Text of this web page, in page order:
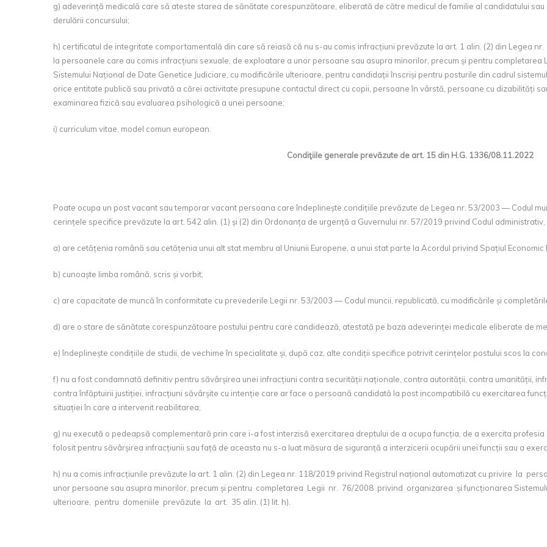
g) adeverință medicală care să ateste starea de sănătate corespunzătoare, eliberată de către medicul de familie al candidatului
derulării concursului;
h) certificatul de integritate comportamentală din care să reiasă că nu s-au comis infracțiuni prevăzute la art. 1 alin. (2) din Legea
la persoanele care au comis infracțiuni sexuale, de exploatare a unor persoane sau asupra minorilor, precum și pentru
Sistemului Național de Date Genetice Judiciare, cu modificările ulterioare, pentru candidații înscriși pentru posturile din cadrul
orice entitate publică sau privată a cărei activitate presupune contactul direct cu copii, persoane în vârstă, persoane cu dizabilități
examinarea fizică sau evaluarea psihologică a unei persoane;
i) curriculum vitae, model comun european.
Condiţiile generale prevăzute de art. 15 din H.G. 1336/08.11.2022
Poate ocupa un post vacant sau temporar vacant persoana care îndeplinește condițiile prevăzute de Legea nr. 53/2003 — Codul
cerințele specifice prevăzute la art. 542 alin. (1) și (2) din Ordonanța de urgență a Guvernului nr. 57/2019 privind Codul
a) are cetățenia română sau cetățenia unui alt stat membru al Uniunii Europene, a unui stat parte la Acordul privind Spațiul
b) cunoaște limba română, scris și vorbit;
c) are capacitate de muncă în conformitate cu prevederile Legii nr. 53/2003 — Codul muncii, republicată, cu modificările și
d) are o stare de sănătate corespunzătoare postului pentru care candidează, atestată pe baza adeverinței medicale eliberate de
e) îndeplinește condițiile de studii, de vechime în specialitate și, după caz, alte condiții specifice potrivit cerințelor postului scos la
f) nu a fost condamnată definitiv pentru săvârșirea unei infracțiuni contra securității naționale, contra autorității, contra umanității,
contra înfăptuirii justiției, infracțiuni săvârșite cu intenție care ar face o persoană candidată la post incompatibilă cu exercitarea
situației în care a intervenit reabilitarea;
g) nu execută o pedeapsă complementară prin care i-a fost interzisă exercitarea dreptului de a ocupa funcția, de a exercita
folosit pentru săvârșirea infracțiunii sau față de aceasta nu s-a luat măsura de siguranță a interzicerii ocupării unei funcții sau a
h) nu a comis infracțiunile prevăzute la art. 1 alin. (2) din Legea nr. 118/2019 privind Registrul național automatizat cu privire la
unor persoane sau asupra minorilor, precum și pentru completarea Legii nr. 76/2008 privind organizarea și funcționarea
ulterioare, pentru domeniile prevăzute la art. 35 alin. (1) lit. h).